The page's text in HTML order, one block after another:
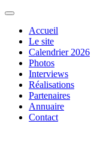
Accueil
Le site
Calendrier 2026
Photos
Interviews
Réalisations
Partenaires
Annuaire
Contact